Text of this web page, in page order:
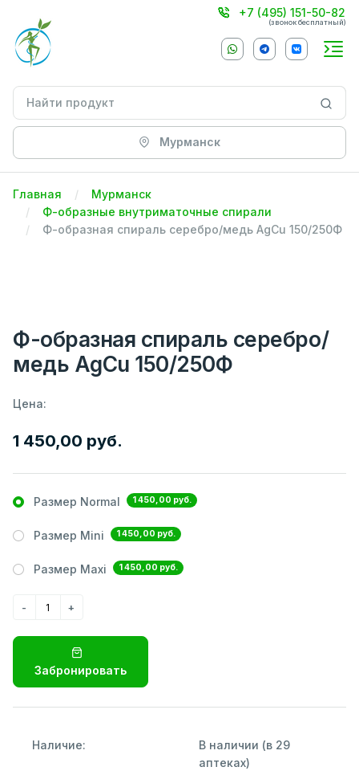
+7 (495) 151-50-82
(звонок бесплатный)
Мурманск
Главная
Мурманск
Ф-образные внутриматочные спирали
Ф-образная спираль серебро/медь AgCu 150/250Ф
Ф-образная спираль серебро/
медь AgCu 150/250Ф
Цена:
1 450,00 руб.
Размер Normal 1 450,00 руб.
Размер Mini 1 450,00 руб.
Размер Maxi 1 450,00 руб.
Забронировать
Наличие:
В наличии (в 29
аптеках)